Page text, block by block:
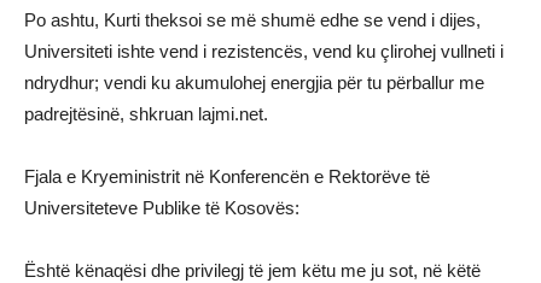
Po ashtu, Kurti theksoi se më shumë edhe se vend i dijes,
Universiteti ishte vend i rezistencës, vend ku çlirohej vullneti i
ndrydhur; vendi ku akumulohej energjia për tu përballur me
padrejtësinë, shkruan lajmi.net.
Fjala e Kryeministrit në Konferencën e Rektorëve të
Universiteteve Publike të Kosovës:
Është kënaqësi dhe privilegj të jem këtu me ju sot, në këtë